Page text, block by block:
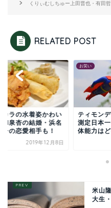
くりぃむしちゅー上田晋也・有田
RELATED POST
カラの水着姿かわい
和泉杏の結婚・浜名
チの恋愛相手も！
2019年12月8日
お笑い
ティモン
測定日本
体能力は
米山
大生